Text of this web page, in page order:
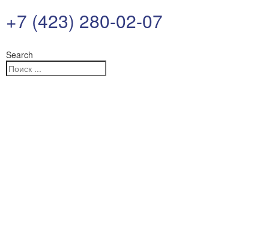
+7 (423) 280-02-07
Search